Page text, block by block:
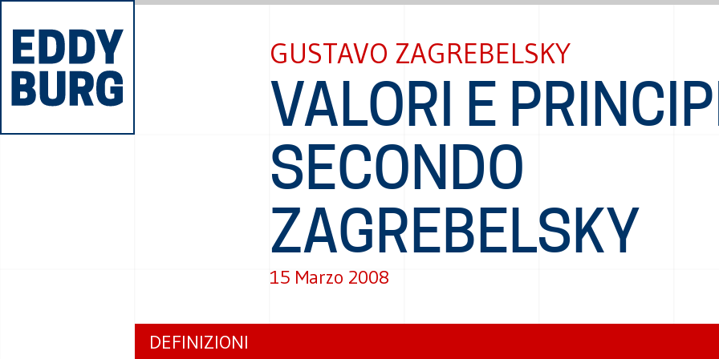
GUSTAVO ZAGREBELSKY
VALORI E
SECONDO
ZAGREBELSKY
15 Marzo 2008
DEFINIZIONI